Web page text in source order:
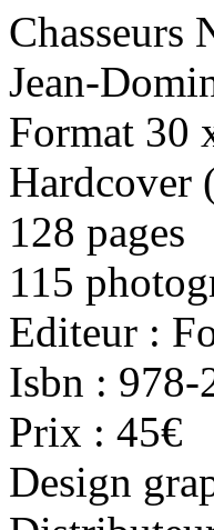
Chasseurs
Jean-
Format 30
Hardcover
128 pages
115
Editeur :
Isbn : 978-
Prix : 45€
Design